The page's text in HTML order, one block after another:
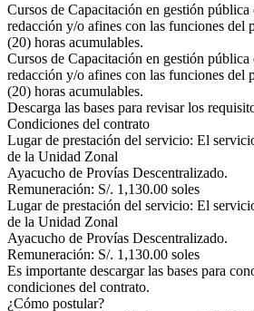
Cursos de Capacitación en gestión
redacción y/o afines con las funciones del
(20) horas acumulables.
Cursos de Capacitación en gestión
redacción y/o afines con las funciones del
(20) horas acumulables.
Descarga las bases para revisar los
Condiciones del contrato
Lugar de prestación del servicio: El
de la Unidad Zonal
Ayacucho de Provías Descentralizado.
Remuneración: S/. 1,130.00 soles
Lugar de prestación del servicio: El
de la Unidad Zonal
Ayacucho de Provías Descentralizado.
Remuneración: S/. 1,130.00 soles
Es importante descargar las bases para
condiciones del contrato.
¿Cómo postular?